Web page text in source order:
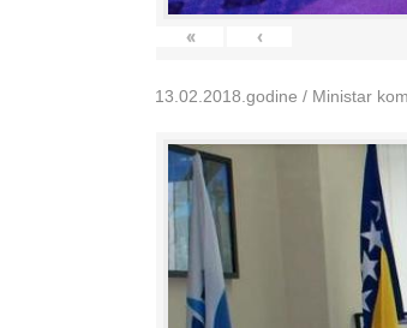
« ‹
13.02.2018.godine / Ministar